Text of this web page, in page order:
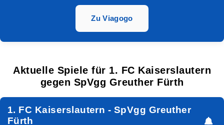
Zu Viagogo
Aktuelle Spiele für 1. FC Kaiserslautern
gegen SpVgg Greuther Fürth
1. FC Kaiserslautern - SpVgg Greuther
Fürth